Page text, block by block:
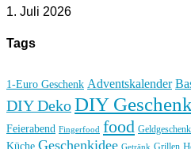
1. Juli 2026
Tags
1-Euro Geschenk Adventskalender
DIY DekoDIY Geschenk
Feierabend Fingerfood food Geldgeschenk
Küche Geschenkidee Getränk Grillen